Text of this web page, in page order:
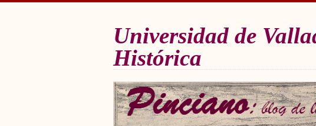
Universidad de
Histórica